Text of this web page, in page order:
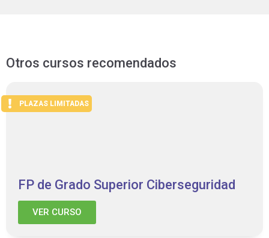
Otros cursos recomendados
PLAZAS LIMITADAS
FP de Grado Superior Ciberseguridad
VER CURSO